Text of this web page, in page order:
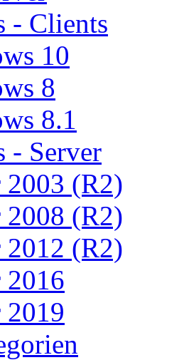
- Clients
10
8
8.1
- Server
2003 (R2)
2008 (R2)
2012 (R2)
2016
2019